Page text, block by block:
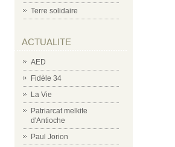
Terre solidaire
ACTUALITE
AED
Fidèle 34
La Vie
Patriarcat melkite
d'Antioche
Paul Jorion